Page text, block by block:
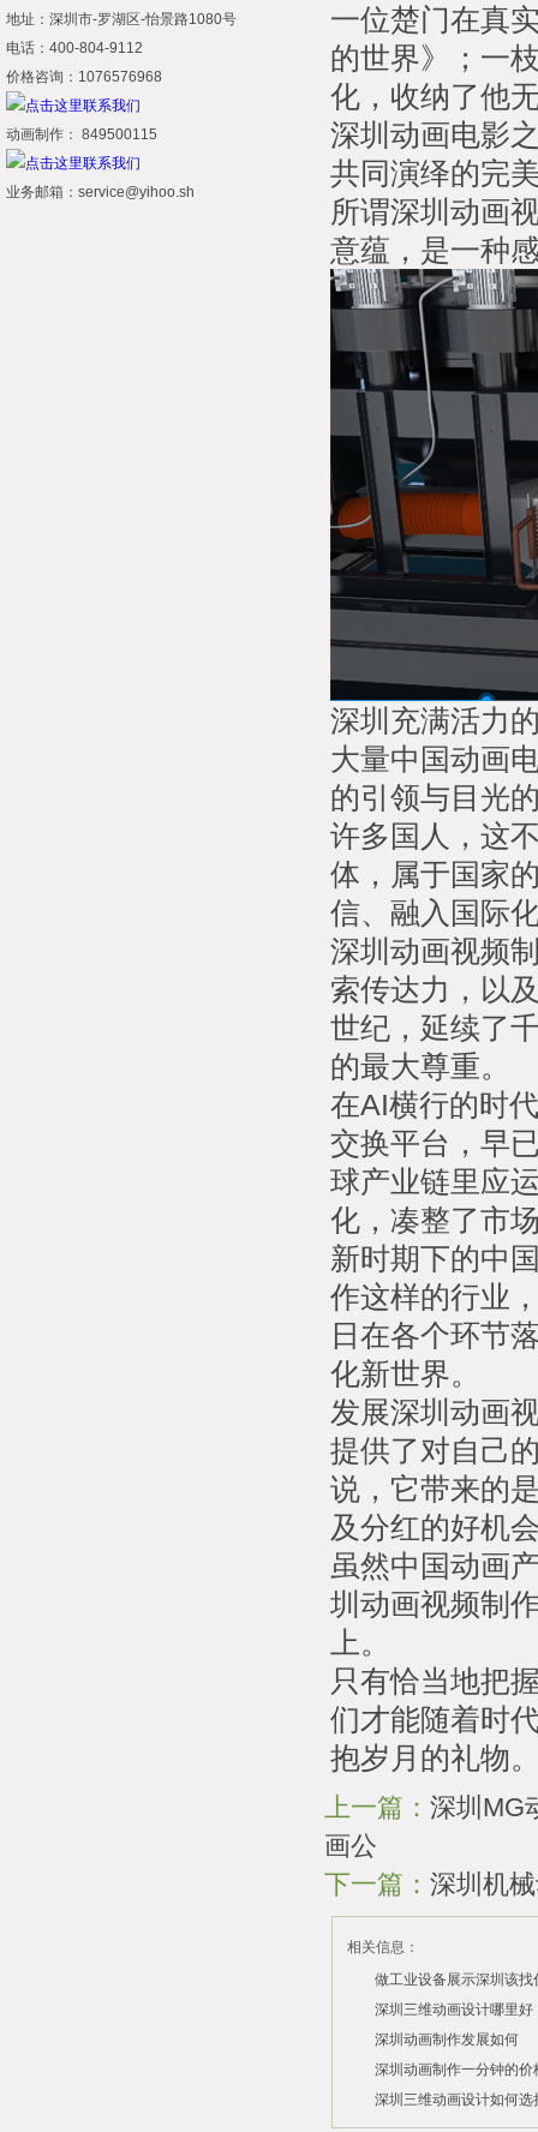
地址：深圳市-罗湖区-怡景路1080号
电话：400-804-9112
价格咨询：1076576968
动画制作： 849500115
业务邮箱：service@yihoo.sh
一位楚门在真
的世界》；一
化，收纳了他
深圳动画电影
共同演绎的完
所谓深圳动画
意蕴，是一种
深圳充满活力
大量中国动画
的引领与目光
许多国人，这
体，属于国家
信、融入国际
深圳动画视频
索传达力，以
世纪，延续了
的最大尊重。
在AI横行的时
交换平台，早
球产业链里应
化，凑整了市
新时期下的中
作这样的行业
日在各个环节
化新世界。
发展深圳动画
提供了对自己
说，它带来的
及分红的好机
虽然中国动画
圳动画视频制
上。
只有恰当地把
们才能随着时
抱岁月的礼物
上一篇： 深圳MG
画公
下一篇： 深圳机
相关信息：
做工业设备展示深圳该
司？
2026/07/21
深圳三维动画设计哪里好
2026/03/10
深圳动画制作发展如何
2026/03/03
深圳动画制作一分钟的价
2026/02/28
深圳三维动画设计如何选